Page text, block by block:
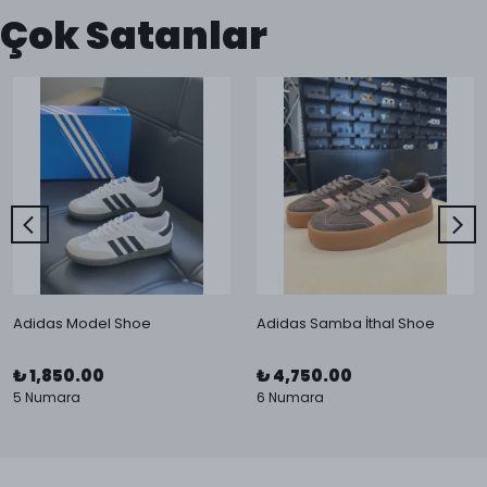
Çok Satanlar
Adidas Model Shoe
₺ 1,850.00
5 Numara
Adidas Samba İthal Shoe
₺ 4,750.00
6 Numara